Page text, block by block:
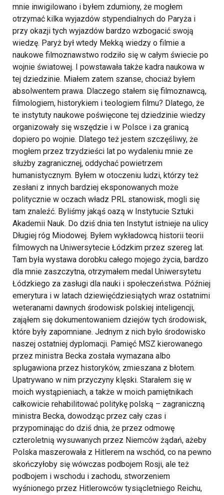
mnie inwigilowano i byłem zdumiony, że mogłem
otrzymać kilka wyjazdów stypendialnych do Paryża i
przy okazji tych wyjazdów bardzo wzbogacić swoją
wiedzę. Paryż był wtedy Mekką wiedzy o filmie a
naukowe filmoznawstwo rodziło się w całym świecie po
wojnie światowej. I powstawała także kadra naukowa w
tej dziedzinie. Miałem zatem szanse, chociaż byłem
absolwentem prawa. Dlaczego stałem się filmoznawcą,
filmologiem, historykiem i teologiem filmu? Dlatego, że
te instytuty naukowe poświęcone tej dziedzinie wiedzy
organizowały się wszędzie i w Polsce i za granicą
dopiero po wojnie. Dlatego też jestem szczęśliwy, że
mogłem przez trzydzieści lat po wydaleniu mnie ze
służby zagranicznej, oddychać powietrzem
humanistycznym. Byłem w otoczeniu ludzi, którzy też
zesłani z innych bardziej eksponowanych może
politycznie w oczach władz PRL stanowisk, mogli się
tam znaleźć. Byliśmy jakąś oazą w Instytucie Sztuki
Akademii Nauk. Do dziś dnia ten Instytut istnieje na ulicy
Długiej róg Miodowej. Byłem wykładowcą historii teorii
filmowych na Uniwersytecie Łódzkim przez szereg lat.
Tam była wystawa dorobku całego mojego życia, bardzo
dla mnie zaszczytna, otrzymałem medal Uniwersytetu
Łódzkiego za zasługi dla nauki i społeczeństwa. Później
emerytura i w latach dziewięćdziesiątych wraz ostatnimi
weteranami dawnych środowisk polskiej inteligencji,
zająłem się dokumentowaniem dziejów tych środowisk,
które były zapomniane. Jednym z nich było środowisko
naszej ostatniej dyplomacji. Pamięć MSZ kierowanego
przez ministra Becka została wymazana albo
splugawiona przez historyków, zmieszana z błotem.
Upatrywano w nim przyczyny klęski. Starałem się w
moich wystąpieniach, a także w moich pamiętnikach
całkowicie rehabilitować politykę polską – zagraniczną
ministra Becka, dowodząc przez cały czas i
przypominając do dziś dnia, że przez odmowę
czteroletnią wysuwanych przez Niemców żądań, ażeby
Polska maszerowała z Hitlerem na wschód, co na pewno
skończyłoby się wówczas podbojem Rosji, ale też
podbojem i wschodu i zachodu, stworzeniem
wyśnionego przez Hitlerowców tysiącletniego Reichu,